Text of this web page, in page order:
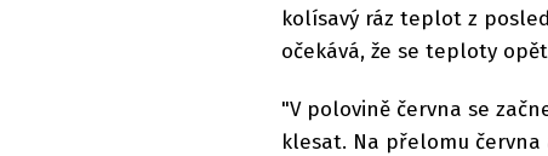
kolísavý ráz teplot z
očekává, že se teploty
"V polovině června se
klesat. Na přelomu